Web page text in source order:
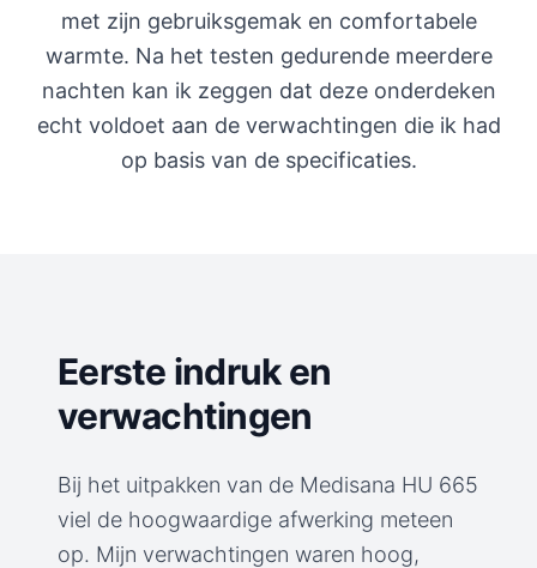
met zijn gebruiksgemak en comfortabele
warmte. Na het testen gedurende meerdere
nachten kan ik zeggen dat deze onderdeken
echt voldoet aan de verwachtingen die ik had
op basis van de specificaties.
Eerste indruk en
verwachtingen
Bij het uitpakken van de Medisana HU 665
viel de hoogwaardige afwerking meteen
op. Mijn verwachtingen waren hoog,